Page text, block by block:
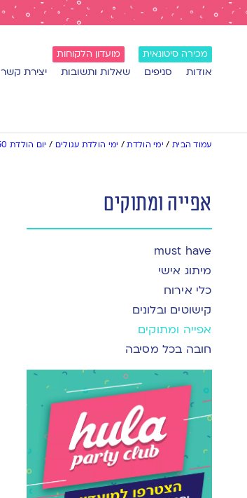
מכירה סיטונאית מועדון הלקוחות
אודות סניפים שאלות ותשובות יצירת קשר
עמוד הבית / ימי הולדת/ ימי הולדת עגולים / יום הולדת 50
אפייה ומתוקים
must have
מיתוג אישי
כלי אירוח
קישוטים ובלונים
אפייה ומתוקים
חובה בכל מסיבה